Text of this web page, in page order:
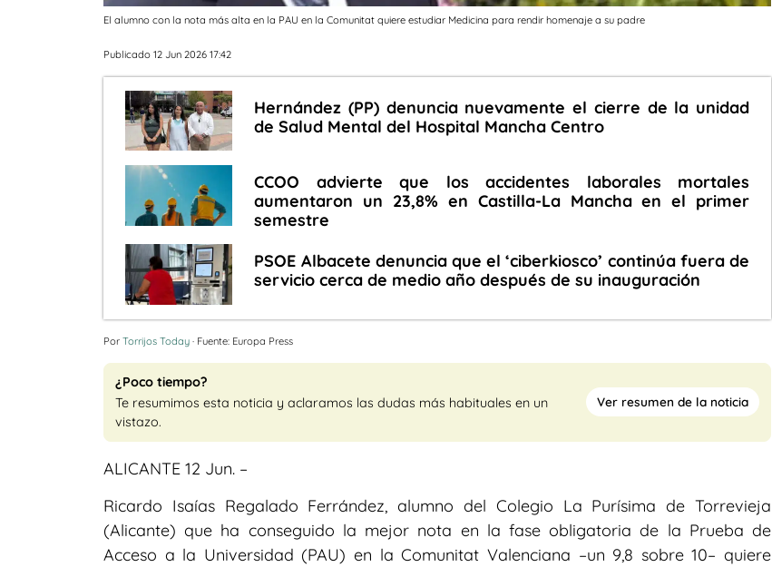
El alumno con la nota más alta en la PAU en la Comunitat quiere estudiar Medicina para rendir homenaje a su padre
Publicado 12 Jun 2026 17:42
Hernández (PP) denuncia nuevamente el cierre de la unidad
de Salud Mental del Hospital Mancha Centro
CCOO advierte que los accidentes laborales mortales
aumentaron un 23,8% en Castilla-La Mancha en el primer
semestre
PSOE Albacete denuncia que el ‘ciberkiosco’ continúa fuera de
servicio cerca de medio año después de su inauguración
Por Torrijos Today · Fuente: Europa Press
¿Poco tiempo?
Te resumimos esta noticia y aclaramos las dudas más habituales en un
vistazo.
Ver resumen de la noticia
ALICANTE 12 Jun. –
Ricardo Isaías Regalado Ferrández, alumno del Colegio La Purísima de Torrevieja
(Alicante) que ha conseguido la mejor nota en la fase obligatoria de la Prueba de
Acceso a la Universidad (PAU) en la Comunitat Valenciana –un 9,8 sobre 10– quiere